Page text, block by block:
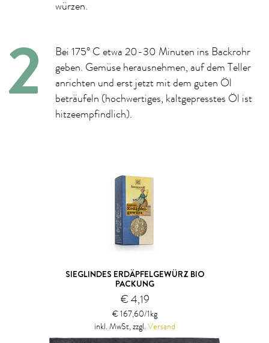
würzen.
Bei 175° C etwa 20-30 Minuten ins Backrohr
geben. Gemüse herausnehmen, auf dem Teller
anrichten und erst jetzt mit dem guten Öl
beträufeln (hochwertiges, kaltgepresstes Öl ist
hitzeempfindlich).
SIEGLINDES ERDÄPFELGEWÜRZ BIO
PACKUNG
€ 4,19
€ 167,60/1kg
inkl. MwSt, zzgl. Versand